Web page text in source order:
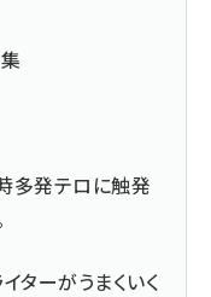
多発テロに触発
ターがうまくいく